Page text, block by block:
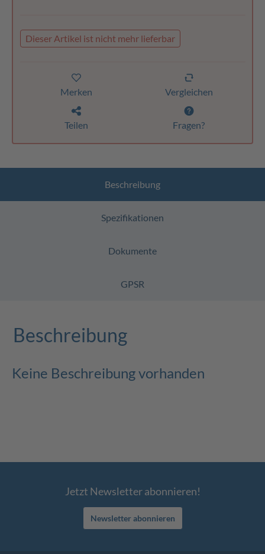
Dieser Artikel ist nicht mehr lieferbar
Merken Vergleichen
Teilen Fragen?
Beschreibung
Spezifikationen
Dokumente
GPSR
Beschreibung
Keine Beschreibung vorhanden
Jetzt Newsletter abonnieren!
Newsletter abonnieren